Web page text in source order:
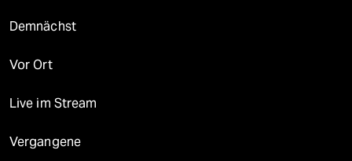
Demnächst
Vor Ort
Live im Stream
Vergangene